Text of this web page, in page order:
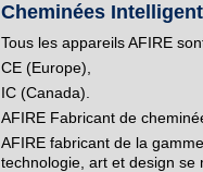
Cheminées
Tous les appareils AFIRE
CE (Europe),
IC (Canada).
AFIRE Fabricant de
AFIRE fabricant de la
technologie, art et design se